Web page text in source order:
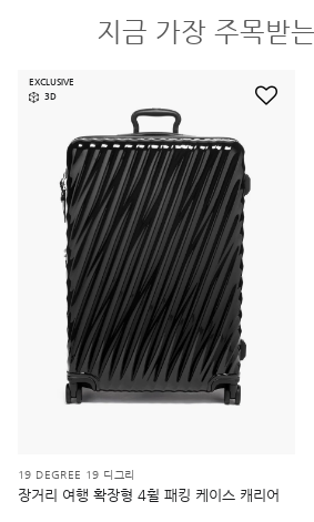
지금 가장 주목받
EXCLUSIVE
3D
19 DEGREE 19 디그리
장거리 여행 확장형 4휠 패킹 케이스 캐리어